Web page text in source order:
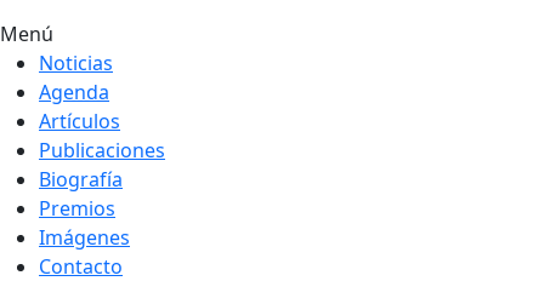
Menú
Noticias
Agenda
Artículos
Publicaciones
Biografía
Premios
Imágenes
Contacto